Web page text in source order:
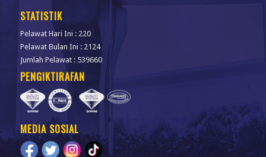
STATISTIK
Pelawat Hari Ini : 220
Pelawat Bulan Ini : 2124
Jumlah Pelawat : 539660
PENGIKTIRAFAN
MEDIA SOSIAL